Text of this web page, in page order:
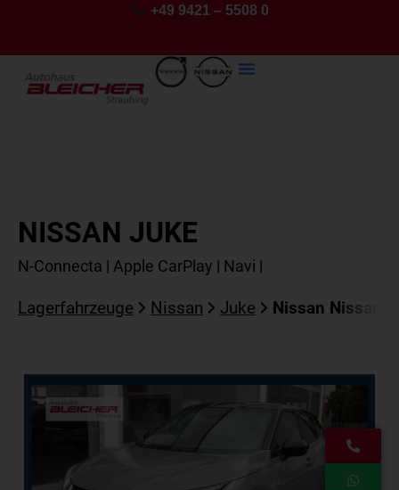
+49 9421 – 5508 0
NISSAN JUKE
N-Connecta | Apple CarPlay | Navi |
Lagerfahrzeuge Nissan Juke Nissan Nissan